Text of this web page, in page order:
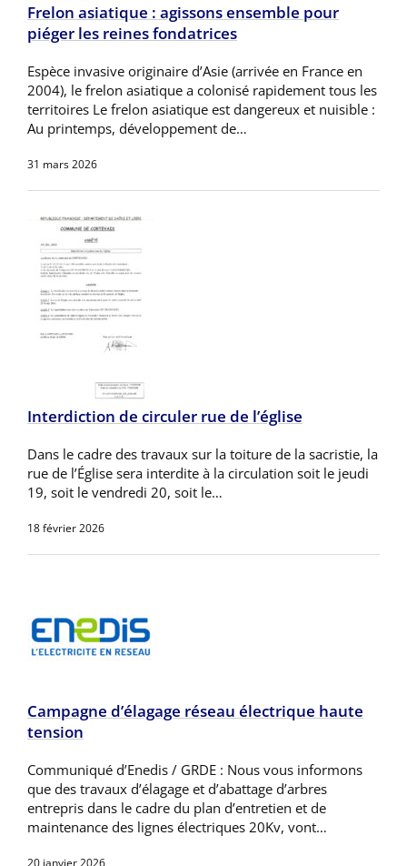
Frelon asiatique : agissons ensemble pour
piéger les reines fondatrices
Espèce invasive originaire d’Asie (arrivée en France en
2004), le frelon asiatique a colonisé rapidement tous les
territoires Le frelon asiatique est dangereux et nuisible :
Au printemps, développement de…
31 mars 2026
Interdiction de circuler rue de l’église
Dans le cadre des travaux sur la toiture de la sacristie, la
rue de l’Église sera interdite à la circulation soit le jeudi
19, soit le vendredi 20, soit le…
18 février 2026
Campagne d’élagage réseau électrique haute
tension
Communiqué d’Enedis / GRDE : Nous vous informons
que des travaux d’élagage et d’abattage d’arbres
entrepris dans le cadre du plan d’entretien et de
maintenance des lignes électriques 20Kv, vont…
20 janvier 2026